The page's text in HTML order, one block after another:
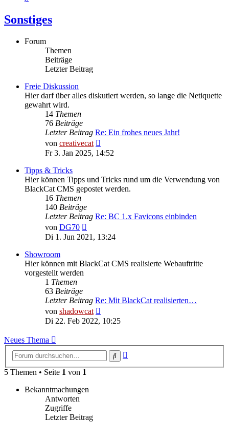
Sonstiges
Forum
Themen
Beiträge
Letzter Beitrag
Freie Diskussion
Hier darf über alles diskutiert werden, so lange die Netiquette
gewahrt wird.
14 Themen
76 Beiträge
Letzter Beitrag Re: Ein frohes neues Jahr!
von creativecat
Beitrag
Fr 3. Jan 2025, 14:52
Tipps & Tricks
Hier können Tipps und Tricks rund um die Verwendung von
BlackCat CMS gepostet werden.
16 Themen
140 Beiträge
Letzter Beitrag Re: BC 1.x Favicons einbinden
von DG70
Beitrag
Di 1. Jun 2021, 13:24
Showroom
Hier können mit BlackCat CMS realisierte Webauftritte
vorgestellt werden
1 Themen
63 Beiträge
Letzter Beitrag Re: Mit BlackCat realisierten…
von shadowcat
Beitrag
Di 22. Feb 2022, 10:25
Neues Thema
Suche
5 Themen • Seite 1 von 1
Bekanntmachungen
Antworten
Zugriffe
Letzter Beitrag